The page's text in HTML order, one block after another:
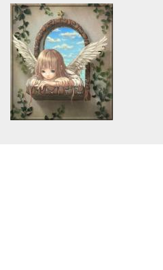
Warning: Use of undefined
constant article_topic -
assumed 'article_topic' (this
will throw an Error in a future
version of PHP) in
/home/keedkean/domains/
on line534
คำสุดท้าย